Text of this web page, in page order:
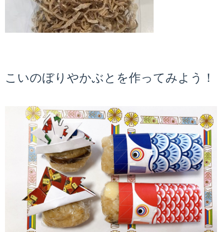
こいのぼりやかぶとを作ってみよう！